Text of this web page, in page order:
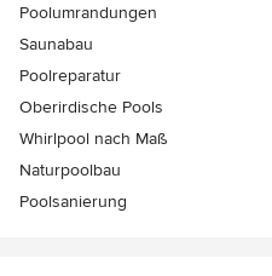
Poolumrandungen
Saunabau
Poolreparatur
Oberirdische Pools
Whirlpool nach Maß
Naturpoolbau
Poolsanierung